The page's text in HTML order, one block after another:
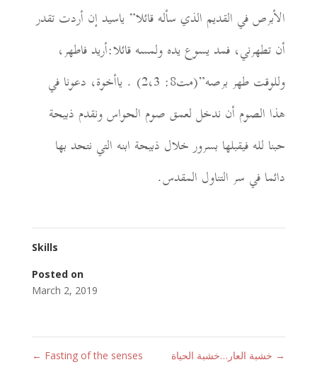
الأبرص في القديم الذي سأله قائلا” ياسيد إن أردت تقدر
أن تطهرني، فمد يسوع يده ولمسه قائلا:أريد فاطهر،
وللوقت طهر برصه”(مت8: 2،3) . ياأخوة،
دعونا في
هذا الصوم أن ندخل لعمق صوم الحواس ونقدم ذبيحة
حبنا لله فيقبلها بسرور خلال ذبيحة ابنه التي نتحد بها
دائما في سر التناول المقدس.
Skills
Posted on
March 2, 2019
← Fasting of the senses →